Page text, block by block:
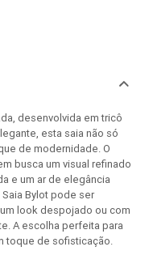
desenvolvida em tricô
esta saia não só
de modernidade. O
busca um visual refinado
e um ar de elegância
Bylot pode ser
look despojado ou com
A escolha perfeita para
toque de sofisticação.